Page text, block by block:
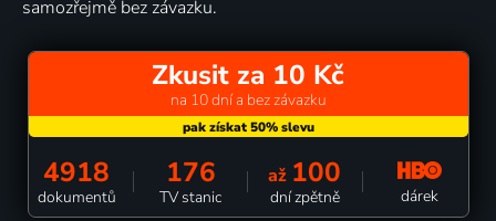
samozřejmě bez závazku.
Zkusit za 10 Kč
na 10 dní a bez závazku
4918
dokumentů
176
TV stanic
až 100
dní zpětně dárek